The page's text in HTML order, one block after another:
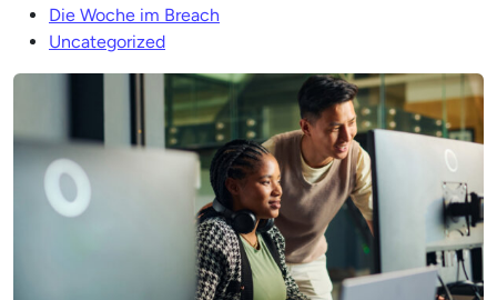
Die Woche im Breach
Uncategorized